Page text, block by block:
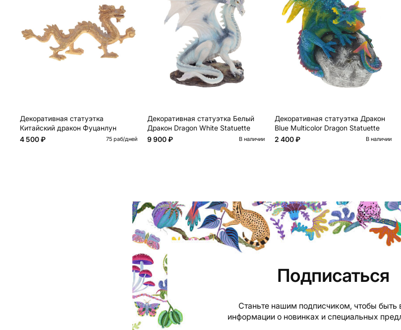
Декоративная статуэтка
Китайский дракон Фуцанлун
4 500 ₽
75 раб/дней
Декоративная статуэтка Белый
Дракон Dragon White Statuette
9 900 ₽
В наличии
Декоративная статуэтка Дракон
Blue Multicolor Dragon Statuette
2 400 ₽
В наличии
Подписаться
Станьте нашим подписчиком, чтобы быть
информации о новинках и специальных